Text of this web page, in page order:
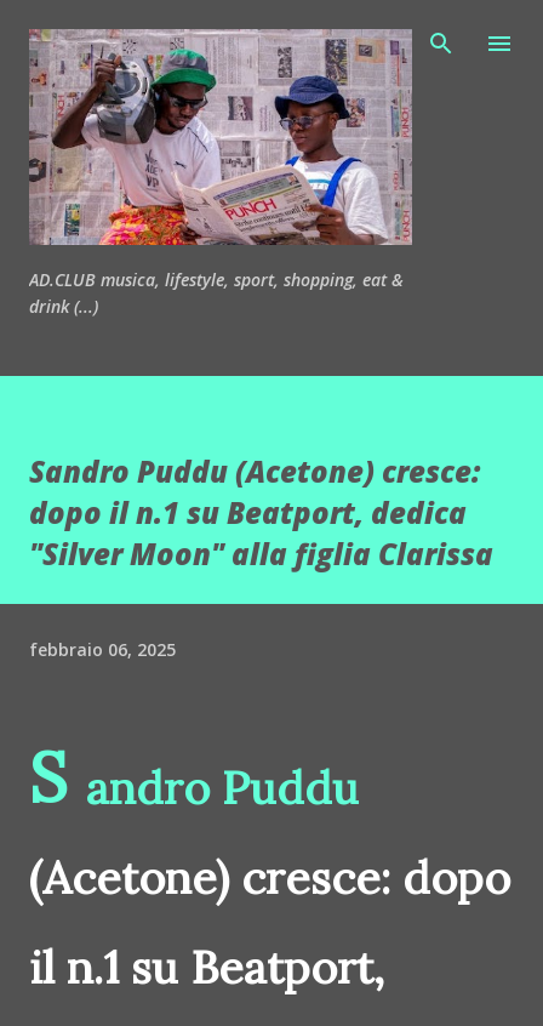
Passa ai contenuti principali
AD.CLUB musica, lifestyle, sport, shopping, eat &
drink (...)
Sandro Puddu (Acetone) cresce:
dopo il n.1 su Beatport, dedica
"Silver Moon" alla figlia Clarissa
febbraio 06, 2025
S andro Puddu
(Acetone) cresce: dopo
il n.1 su Beatport,